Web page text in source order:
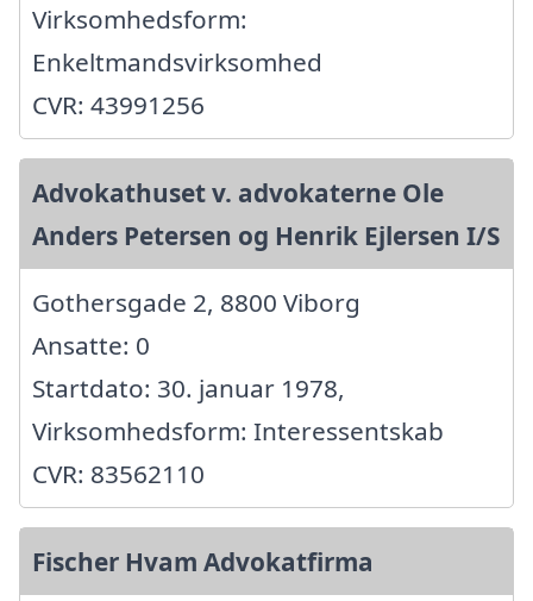
Virksomhedsform:
Enkeltmandsvirksomhed
CVR: 43991256
Advokathuset v. advokaterne Ole
Anders Petersen og Henrik Ejlersen I/S
Gothersgade 2, 8800 Viborg
Ansatte: 0
Startdato: 30. januar 1978,
Virksomhedsform: Interessentskab
CVR: 83562110
Fischer Hvam Advokatfirma